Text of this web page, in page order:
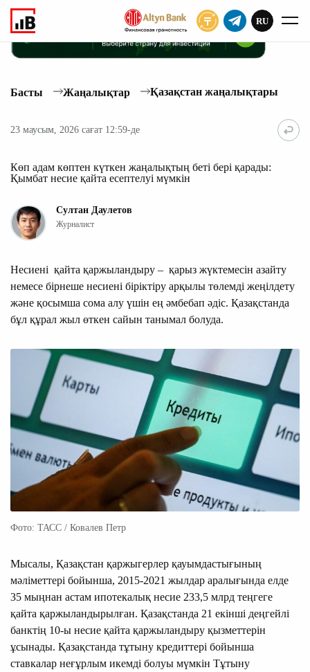
ЖАЗЫЛУ
RU
Басты Жаңалықтар Қазақстан жаңалықтары
23 маусым, 2026 сағат 12:59-де
Көп адам көптен күткен жаңалықтың беті бері қарады:
Қымбат несие қайта есептелуі мүмкін
Султан Даулетов
Журналист
Несиені қайта қаржыландыру – қарыз жүктемесін азайту
немесе бірнеше несиені біріктіру арқылы төлемді жеңілдету
және қосымша сома алу үшін ең әмбебап әдіс. Қазақстанда
бұл құрал жыл өткен сайын танымал болуда.
Фото: ТАСС / Ковалев Петр
Мысалы, Қазақстан қаржыгерлер қауымдастығының
мәліметтері бойынша, 2015-2021 жылдар аралығында елде
35 мыңнан астам ипотекалық несие 233,5 млрд теңгеге
қайта қаржыландырылған. Қазақстанда 21 екінші деңгейлі
банктің 10-ы несие қайта қаржыландыру қызметтерін
ұсынады. Қазақстанда тұтыну кредиттері бойынша
ставкалар неғұрлым икемді болуы мүмкін Тұтыну